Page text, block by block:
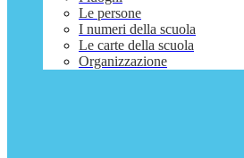
Le persone
I numeri della scuola
Le carte della scuola
Organizzazione